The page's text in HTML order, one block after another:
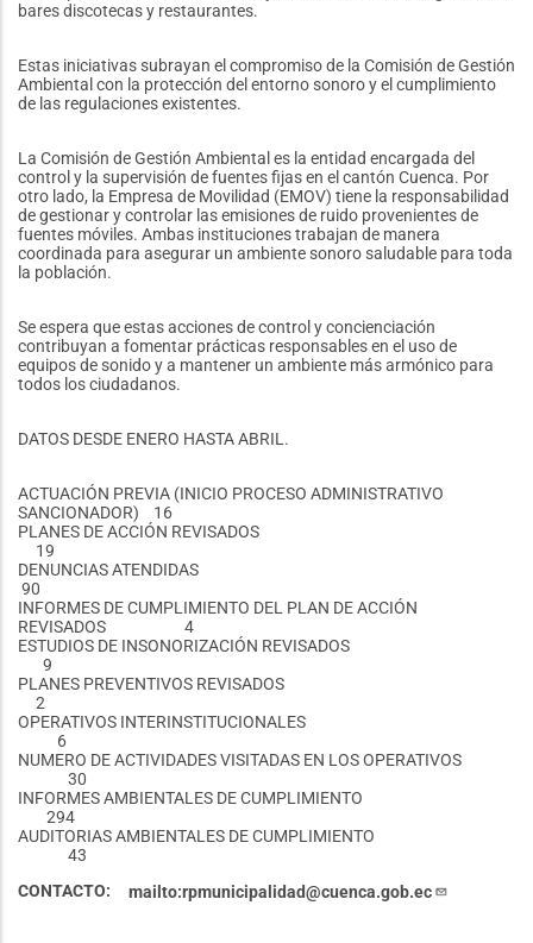
bares discotecas y restaurantes.
Estas iniciativas subrayan el compromiso de la Comisión de Gestión
Ambiental con la protección del entorno sonoro y el cumplimiento
de las regulaciones existentes.
La Comisión de Gestión Ambiental es la entidad encargada del
control y la supervisión de fuentes fijas en el cantón Cuenca. Por
otro lado, la Empresa de Movilidad (EMOV) tiene la responsabilidad
de gestionar y controlar las emisiones de ruido provenientes de
fuentes móviles. Ambas instituciones trabajan de manera
coordinada para asegurar un ambiente sonoro saludable para toda
la población.
Se espera que estas acciones de control y concienciación
contribuyan a fomentar prácticas responsables en el uso de
equipos de sonido y a mantener un ambiente más armónico para
todos los ciudadanos.
DATOS DESDE ENERO HASTA ABRIL.
ACTUACIÓN PREVIA (INICIO PROCESO ADMINISTRATIVO
SANCIONADOR) 16
PLANES DE ACCIÓN REVISADOS
19
DENUNCIAS ATENDIDAS
90
INFORMES DE CUMPLIMIENTO DEL PLAN DE ACCIÓN
REVISADOS 4
ESTUDIOS DE INSONORIZACIÓN REVISADOS
9
PLANES PREVENTIVOS REVISADOS
2
OPERATIVOS INTERINSTITUCIONALES
6
NUMERO DE ACTIVIDADES VISITADAS EN LOS OPERATIVOS
30
INFORMES AMBIENTALES DE CUMPLIMIENTO
294
AUDITORIAS AMBIENTALES DE CUMPLIMIENTO
43
CONTACTO
mailto:rpmunicipalidad@cuenca.gob.ec